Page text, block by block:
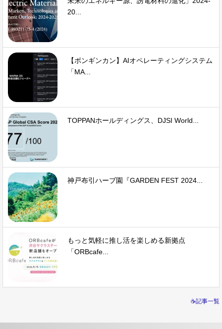
20...
【ボンギンカン】AIオペレーティングシステム
「MA...
TOPPANホールディングス、DJSI World...
神戸布引ハーブ園『GARDEN FEST 2024...
もっと気軽に推し活を楽しめる新拠点
「ORBcafe...
☕記事一覧